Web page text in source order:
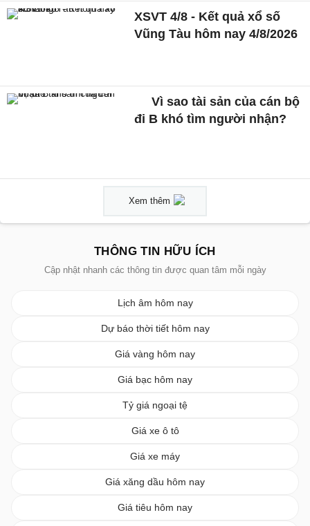
XSVT 4/8 - Kết quả xổ số
Vũng Tàu hôm nay 4/8/2026
Vì sao tài sản của cán bộ
đi B khó tìm người nhận?
Xem thêm
THÔNG TIN HỮU ÍCH
Cập nhật nhanh các thông tin được quan tâm mỗi ngày
Lịch âm hôm nay
Dự báo thời tiết hôm nay
Giá vàng hôm nay
Giá bạc hôm nay
Tỷ giá ngoại tệ
Giá xe ô tô
Giá xe máy
Giá xăng dầu hôm nay
Giá tiêu hôm nay